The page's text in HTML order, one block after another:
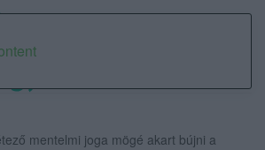
mentelmi joga mögé akart bújni a